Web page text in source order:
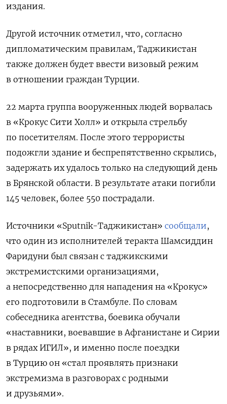
издания.
Другой источник отметил, что, согласно
дипломатическим правилам, Таджикистан
также должен будет ввести визовый режим
в отношении граждан Турции.
22 марта группа вооруженных людей ворвалась
в «Крокус Сити Холл» и открыла стрельбу
по посетителям. После этого террористы
подожгли здание и беспрепятственно скрылись,
задержать их удалось только на следующий день
в Брянской области. В результате атаки погибли
145 человек, более 550 пострадали.
Источники «Sputnik-Таджикистан» сообщали,
что один из исполнителей теракта Шамсиддин
Фаридуни был связан с таджикскими
экстремистскими организациями,
а непосредственно для нападения на «Крокус»
его подготовили в Стамбуле. По словам
собеседника агентства, боевика обучали
«наставники, воевавшие в Афганистане и Сирии
в рядах ИГИЛ», и именно после поездки
в Турцию он «стал проявлять признаки
экстремизма в разговорах с родными
и друзьями».